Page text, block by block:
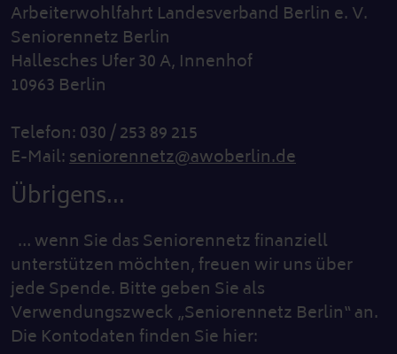
Arbeiterwohlfahrt Landesverband Berlin e. V.
Seniorennetz Berlin
Hallesches Ufer 30 A, Innenhof
10963 Berlin
Telefon: 030 / 253 89 215
E-Mail:seniorennetz@awoberlin.de
Übrigens...
… wenn Sie das Seniorennetz finanziell
unterstützen möchten, freuen wir uns über
jede Spende. Bitte geben Sie als
Verwendungszweck „Seniorennetz Berlin“ an.
Die Kontodaten finden Sie hier: